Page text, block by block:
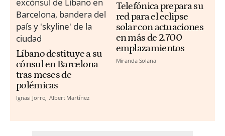
Líbano destituye a su
cónsul en Barcelona
tras meses de
polémicas
Ignasi Jorro Albert Martínez
Telefónica prepara su
red para el eclipse
solar con actuaciones
en más de 2.700
emplazamientos
Miranda Solana